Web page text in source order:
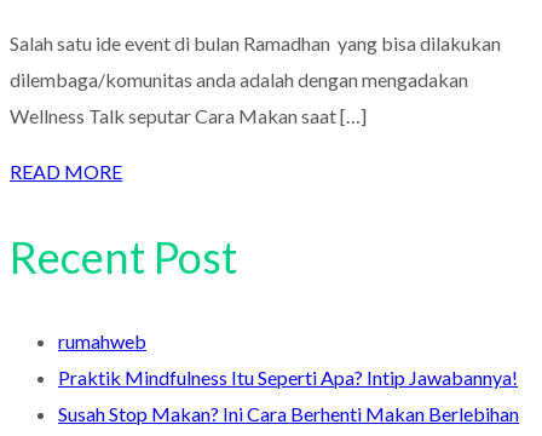
Salah satu ide event di bulan Ramadhan yang bisa dilakukan
dilembaga/komunitas anda adalah dengan mengadakan
Wellness Talk seputar Cara Makan saat […]
READ MORE
Recent Post
rumahweb
Praktik Mindfulness Itu Seperti Apa? Intip Jawabannya!
Susah Stop Makan? Ini Cara Berhenti Makan Berlebihan